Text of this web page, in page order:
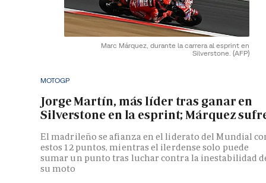
Marc Márquez, durante la carrera al esprint en
Silverstone. (AFP)
MOTOGP
Jorge Martín, más líder tras ganar en
Silverstone en la esprint; Márquez
El madrileño se afianza en el liderato del Mundial
estos 12 puntos, mientras el ilerdense solo puede
sumar un punto tras luchar contra la inestabilidad
su moto